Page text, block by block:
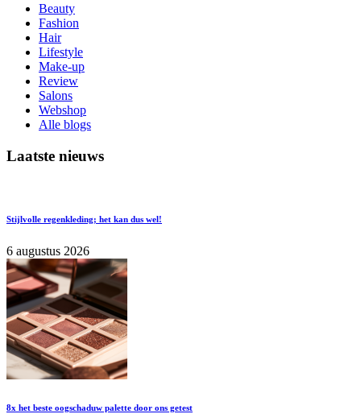
Beauty
Fashion
Hair
Lifestyle
Make-up
Review
Salons
Webshop
Alle blogs
Laatste nieuws
Stijlvolle regenkleding; het kan dus wel!
6 augustus 2026
8x het beste oogschaduw palette door ons getest